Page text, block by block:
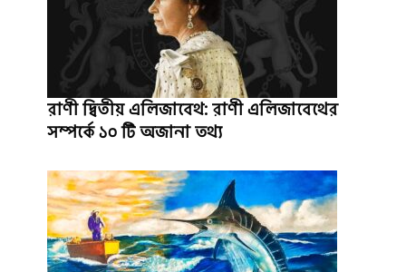
রাণী দ্বিতীয় এলিজাবেথ: রাণী এলিজাবেথের
সম্পর্কে ১০ টি অজানা তথ্য